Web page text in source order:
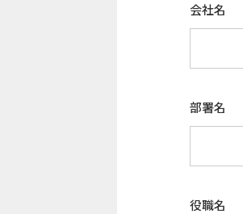
会社名
部署名
役職名